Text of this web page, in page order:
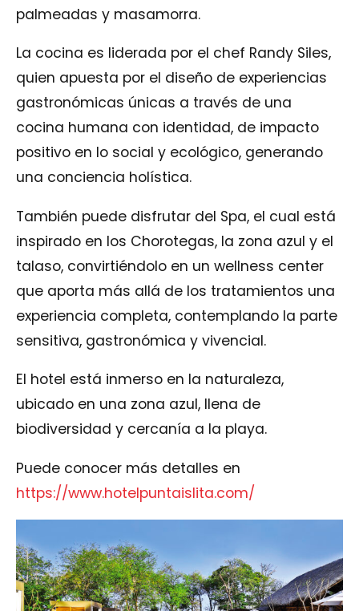
palmeadas y masamorra.
La cocina es liderada por el chef Randy Siles,
quien apuesta por el diseño de experiencias
gastronómicas únicas a través de una
cocina humana con identidad, de impacto
positivo en lo social y ecológico, generando
una conciencia holística.
También puede disfrutar del Spa, el cual está
inspirado en los Chorotegas, la zona azul y el
talaso, convirtiéndolo en un wellness center
que aporta más allá de los tratamientos una
experiencia completa, contemplando la parte
sensitiva, gastronómica y vivencial.
El hotel está inmerso en la naturaleza,
ubicado en una zona azul, llena de
biodiversidad y cercanía a la playa.
Puede conocer más detalles en
https://www.hotelpuntaislita.com/